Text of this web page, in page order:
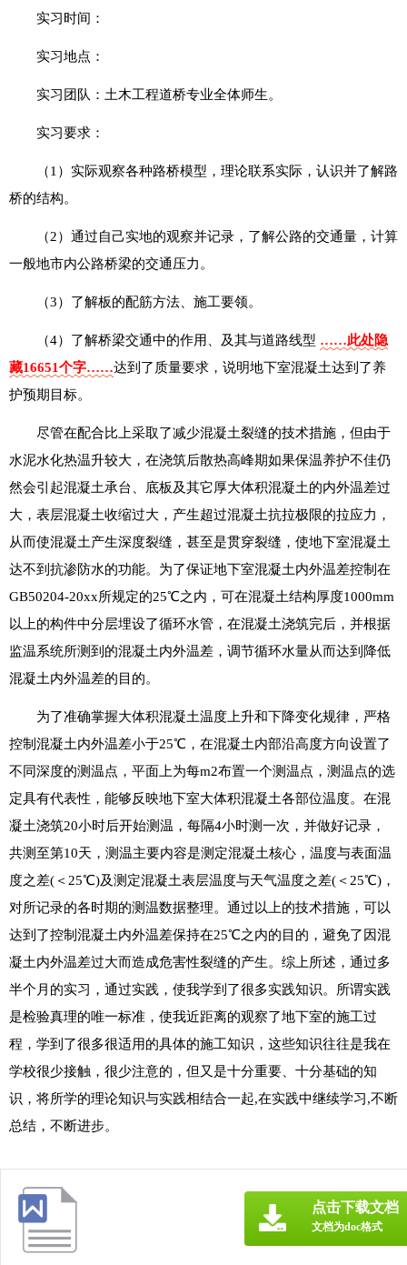
实习时间：
实习地点：
实习团队：土木工程道桥专业全体师生。
实习要求：
（1）实际观察各种路桥模型，理论联系实际，认识并了解路
桥的结构。
（2）通过自己实地的观察并记录，了解公路的交通量，计算
一般地市内公路桥梁的交通压力。
（3）了解板的配筋方法、施工要领。
（4）了解桥梁交通中的作用、及其与道路线型 ……此处隐
藏16651个字……达到了质量要求，说明地下室混凝土达到了养
护预期目标。
尽管在配合比上采取了减少混凝土裂缝的技术措施，但由于
水泥水化热温升较大，在浇筑后散热高峰期如果保温养护不佳仍
然会引起混凝土承台、底板及其它厚大体积混凝土的内外温差过
大，表层混凝土收缩过大，产生超过混凝土抗拉极限的拉应力，
从而使混凝土产生深度裂缝，甚至是贯穿裂缝，使地下室混凝土
达不到抗渗防水的功能。为了保证地下室混凝土内外温差控制在
GB50204-20xx所规定的25℃之内，可在混凝土结构厚度1000mm
以上的构件中分层埋设了循环水管，在混凝土浇筑完后，并根据
监温系统所测到的混凝土内外温差，调节循环水量从而达到降低
混凝土内外温差的目的。
为了准确掌握大体积混凝土温度上升和下降变化规律，严格
控制混凝土内外温差小于25℃，在混凝土内部沿高度方向设置了
不同深度的测温点，平面上为每m2布置一个测温点，测温点的选
定具有代表性，能够反映地下室大体积混凝土各部位温度。在混
凝土浇筑20小时后开始测温，每隔4小时测一次，并做好记录，
共测至第10天，测温主要内容是测定混凝土核心，温度与表面温
度之差(＜25℃)及测定混凝土表层温度与天气温度之差(＜25℃)，
对所记录的各时期的测温数据整理。通过以上的技术措施，可以
达到了控制混凝土内外温差保持在25℃之内的目的，避免了因混
凝土内外温差过大而造成危害性裂缝的产生。综上所述，通过多
半个月的实习，通过实践，使我学到了很多实践知识。所谓实践
是检验真理的唯一标准，使我近距离的观察了地下室的施工过
程，学到了很多很适用的具体的施工知识，这些知识往往是我在
学校很少接触，很少注意的，但又是十分重要、十分基础的知
识，将所学的理论知识与实践相结合一起,在实践中继续学习,不断
总结，不断进步。
点击下载文档
文档为doc格式